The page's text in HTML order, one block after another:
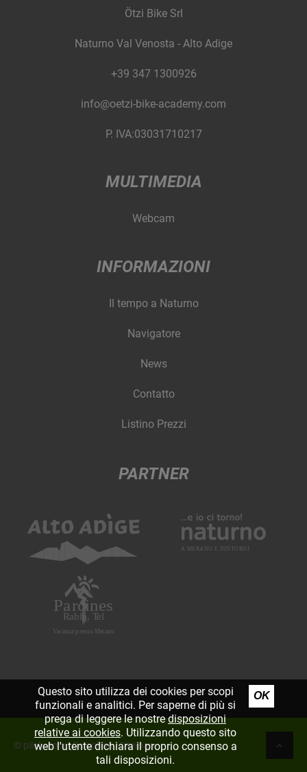
Ötzi Bike Srl
Naturno Val Venosta - Alto Adige
+39 347 1300926
info@oetzi-bike-academy.com
P. IVA:03031710217
MULTIMEDIA
Webcam
INFORMAZIONI
Il tempo a Naturno
Navigatore
News
Contatto
Listino Prezzi
PARTNER
© piloly.com |Colophon |Sitemap
Questo sito utilizza dei cookies per scopi
funzionali e analitici. Per saperne di più si
prega di leggere le nostredisposizioni
relative ai cookies. Utilizzando questo sito
web l'utente dichiara il proprio consenso a
tali disposizioni.
OK